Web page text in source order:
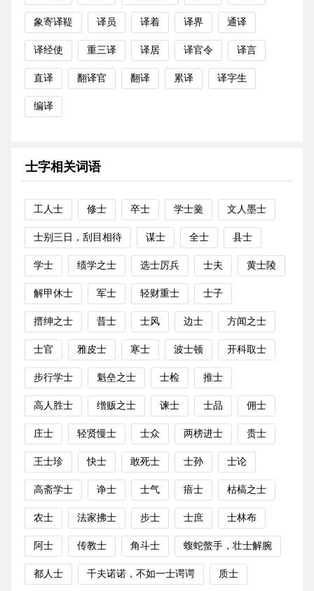
象寄译鞮 译员 译着 译界 通译
译经使 重三译 译居 译官令 译言
直译 翻译官 翻译 累译 译字生
编译
士字相关词语
工人士 修士 卒士 学士羹 文人墨士
士别三日，刮目相待 谋士 全士 县士
学士 绩学之士 选士厉兵 士夫 黄士陵
解甲休士 军士 轻财重士 士子
搢绅之士 昔士 士风 边士 方闻之士
士官 雅皮士 寒士 波士顿 开科取士
步行学士 魁垒之士 士检 推士
高人胜士 缯贩之士 谏士 士品 佣士
庄士 轻贤慢士 士众 两榜进士 贵士
王士珍 快士 敢死士 士孙 士论
高斋学士 诤士 士气 瘖士 枯槁之士
农士 法家拂士 步士 士庶 士林布
阿士 传教士 角斗士 蝮蛇螫手，壮士解腕
都人士 千夫诺诺，不如一士谔谔 质士